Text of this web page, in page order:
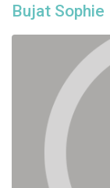
Bujat Sophie